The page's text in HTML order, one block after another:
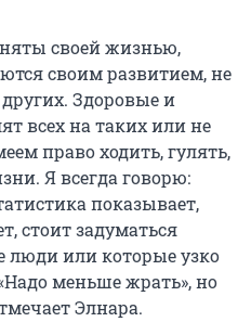
своей жизнью,
своим развитием, не
Здоровые и
всех на таких или не
право ходить, гулять,
Я всегда говорю:
показывает,
стоит задуматься
люди или которые узко
меньше жрать», но
Элнара.